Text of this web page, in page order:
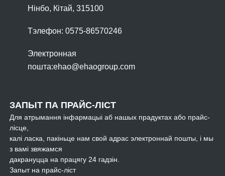
Нінбо, Кітай, 315100
Тэлефон: 0575-86570246
Электронная
пошта:ehao@ehaogroup.com
ЗАПЫТ ПА ПРАЙС-ЛІСТ
Для атрымання інфармацыі аб нашых прадуктах або прайс-
лісце,
калі ласка, пакіньце нам свой адрас электроннай пошты, і мы
з вамі звяжамся
дакрануцца на працягу 24 гадзін.
Запыт на прайс-ліст